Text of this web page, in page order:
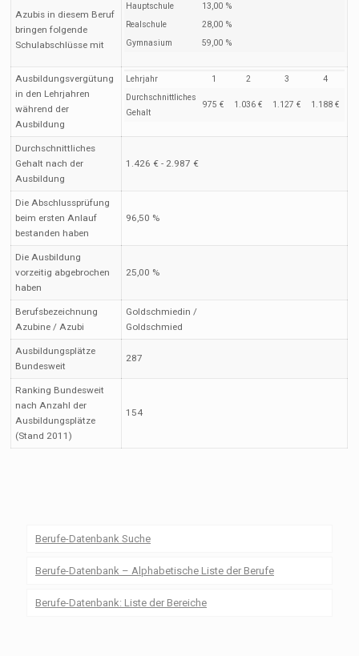
Azubis in diesem Beruf
bringen folgende
Schulabschlüsse mit
Hauptschule
13,00 %
Realschule
28,00 %
Gymnasium
59,00 %
Ausbildungsvergütung
in den Lehrjahren
während der
Ausbildung
Lehrjahr 1 2 3
4
Durchschnittliches
Gehalt
975 € 1.036 € 1.127 € 1.188 €
Durchschnittliches
Gehalt nach der
Ausbildung
1.426 € - 2.987 €
Die Abschlussprüfung
beim ersten Anlauf
bestanden haben
96,50 %
Die Ausbildung
vorzeitig abgebrochen
haben
25,00 %
Berufsbezeichnung
Azubine / Azubi
Goldschmiedin /
Goldschmied
Ausbildungsplätze
Bundesweit
287
Ranking Bundesweit
nach Anzahl der
Ausbildungsplätze
(Stand 2011)
154
Berufe-Datenbank Suche
Berufe-Datenbank – Alphabetische Liste der Berufe
Berufe-Datenbank: Liste der Bereiche